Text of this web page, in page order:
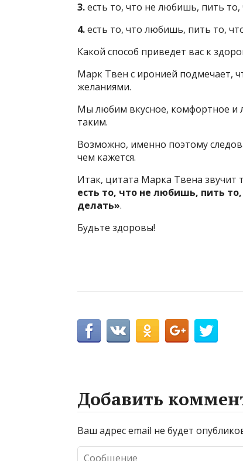
3.есть то, что не любишь, пить
4.есть то, что любишь, пить то,
Какой способ приведет вас к
Марк Твен с иронией подмечает,
желаниями.
Мы любим вкусное, комфортное и
таким.
Возможно, именно поэтому
чем кажется.
Итак, цитата Марка Твена звучит
есть то, что не любишь, пить
делать».
Будьте здоровы!
Добавить
Ваш адрес email не будет